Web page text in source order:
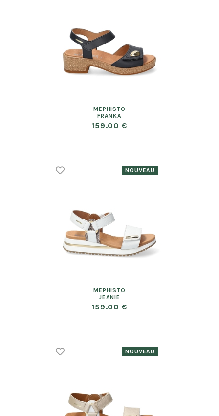
MEPHISTO
FRANKA
159.00 €
MEPHISTO
JEANIE
159.00 €